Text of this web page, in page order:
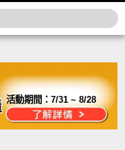
活動期間：7/31 ~ 8/28